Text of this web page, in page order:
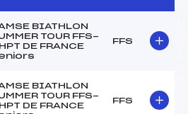
BIATHLON
TOUR FFS-
DE FRANCE
FFS
BIATHLON
TOUR FFS-
DE FRANCE
FFS